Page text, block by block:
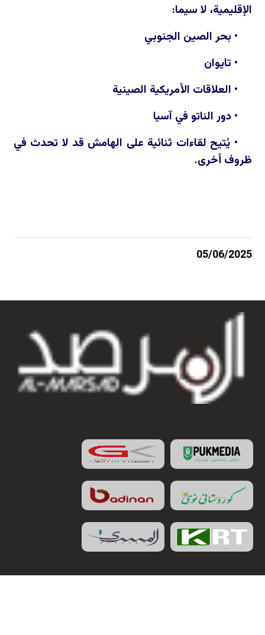
الإقليمية، لا سيما:
• بحر الصين الجنوبي
• تايوان
• العلاقات الأمريكية الصينية
• دور الناتو في آسيا
• يُتيح لقاءات ثنائية على الهامش قد لا تحدث في
ظروف أخرى.
05/06/2025